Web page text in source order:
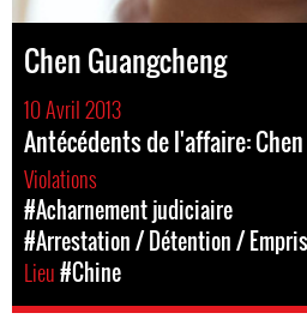
Chen Guangcheng
10 Avril 2013
Antécédents de l'affaire:
Violations
#Acharnement judiciaire
#Arrestation / Détention /
Lieu#Chine